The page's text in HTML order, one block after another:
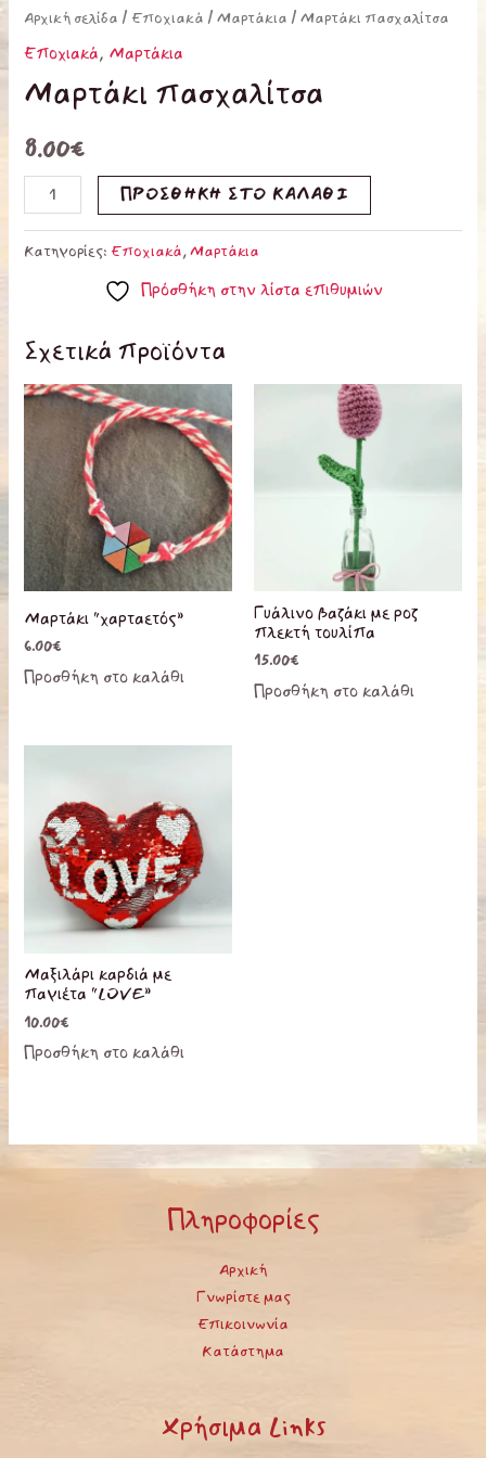
Αρχική σελίδα / Εποχιακά /Μαρτάκια / Μαρτάκι πασχαλίτσα
Εποχιακά, Μαρτάκια
Μαρτάκι πασχαλίτσα
8.00€
ΠΡΟΣΘΉΚΗ ΣΤΟ ΚΑΛΆΘΙ
Κατηγορίες:Εποχιακά,Μαρτάκια
Πρόσθήκη στην λίστα επιθυμιών
Σχετικά προϊόντα
Μαρτάκι “χαρταετός”
6.00€
Προσθήκη στο καλάθι
Γυάλινο βαζάκι με ροζ
πλεκτή τουλίπα
15.00€
Προσθήκη στο καλάθι
Μαξιλάρι καρδιά με
παγιέτα “LOVE”
10.00€
Προσθήκη στο καλάθι
Πληροφορίες
Αρχική
Γνωρίστε μας
Επικοινωνία
Κατάστημα
Χρήσιμα Links